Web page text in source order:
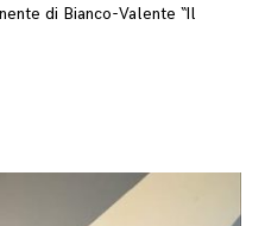
di Bianco-Valente “Il